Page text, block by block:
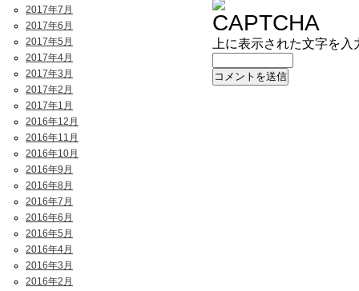
上に表示された文字を
2017年7月
2017年6月
2017年5月
2017年4月
2017年3月
2017年2月
2017年1月
2016年12月
2016年11月
2016年10月
2016年9月
2016年8月
2016年7月
2016年6月
2016年5月
2016年4月
2016年3月
2016年2月